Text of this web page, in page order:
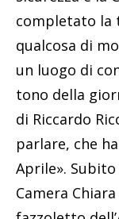
completato la
qualcosa di
un luogo di
tono della
di Riccardo
parlare, che
Aprile».
Camera